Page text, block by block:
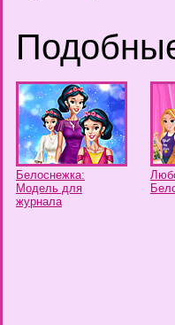
Белоснежка:
Модель для
журнала